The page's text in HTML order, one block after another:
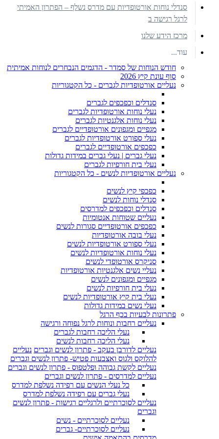
סנדלי נוחות אורטופדיות עם מדרס נשלף – הפתרון האמיתי
לרגל רגישה ב
מרכז הידע שלנו
עוד...
חודש הנוחות של סמדר - הדגמים הנבחרים לנוחות אמיתית
סוף עונת קיץ 2026
נעליים אורטופדיות לגברים - כל הקטגוריות
סנדלים וכפכפים לגברים
נעלי נוחות אורטופדיות לגברים
נעלי נוחות אלגנטיות לגברים
מגפיים ומגפונים אורטופדיים לגברים
נעלי ספורט אורטופדיות לגברים
כפכפים אורטופדיים לגברים
נעלי גברים | נעלי גברים במידות גדולות
נעלי בית חורפיות לגברים
נעליים אורטופדיות לנשים - כל הקטגוריות
כפכפי קיץ לנשים
סנדלי נוחות לנשים
סנדלים וכפכפים למדרסים
נעליים שטוחות אנטומיות
כפכפים אורטופדיים סגורות לנשים
נעלי בובה אורטופדיות
נעלי ספורט אורטופדיות לנשים
נעלי נוחות אורטופדיות לנשים
סניקרס אורטופדי לנשים
נעליי נשים אלגנטיות אורטופדיות
מגפיים ומגפונים לנשים
נעלי בית חורפיות לנשים
נעלי בית קיץ אורטופדיות לנשים
נעלי נשים במידות גדולות
פתרונות לבעיות בכף הרגל
נעליים רחבות ונוחות לרגל נפוחה ורגישה
נעלי הליכה רחבות לגברים
נעלי הליכה רחבות לנשים
נעליים לדורבן בעקב - פתרון לנשים וגברים נעליים
להלוקס ולגוס ואצבעות פטיש- פתרון לנשים וגברים
נעליים לקשת גבוהה ופלטפוס - פתרון לנשים וגברים
נעליים למדרסים - פתרון לנשים וגברים
כל נעלי הנשים עם רפידה נשלפת למדרס
נעלי גברים עם רפידה נשלפת למדרס
נעליים לסוכרתיים ולרגליים רגישות - פתרון לנשים
וגברים
נעליים לסוכרתיים - נשים
נעליים לסוכרתיים- גברים